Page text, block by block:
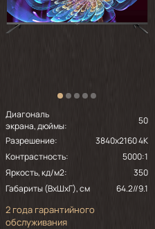
Диагональ
экрана, дюймы:
50
Разрешение:
3840x2160 4K
Контрастность:
5000:1
Яркость, кд/м2:
350
Габариты (ВхШхГ), см
64.2//9.1
2 года гарантийного
обслуживания